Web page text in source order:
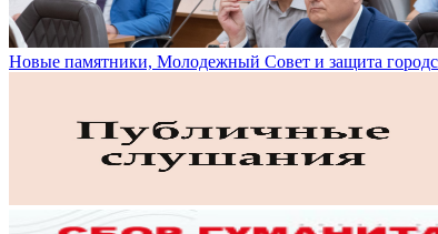
Новые памятники, Молодежный Совет и защита